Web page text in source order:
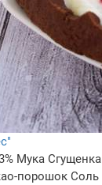
Мука Сгущенка
порошок Соль